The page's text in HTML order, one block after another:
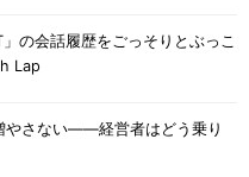
の会話履歴をごっそりとぶっこ
Lap
やさない――経営者はどう乗り